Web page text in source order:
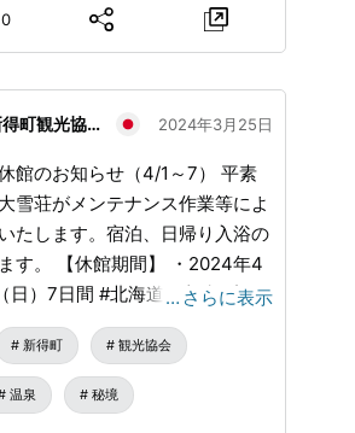
なってみてください。
0
北海道・十勝 新得町観光協会 2024年3月25日
館のお知らせ（4/1～7） 平素
雪荘がメンテナンス作業等によ
たします。宿泊、日帰り入浴の
2024年4
海道 #十勝 #新得
ムラウシ温泉 #トムラウシ温泉
園 #秘境 #秘湯 #一軒宿 #休館
… さらに表示
新得町 観光協会
温泉 秘境